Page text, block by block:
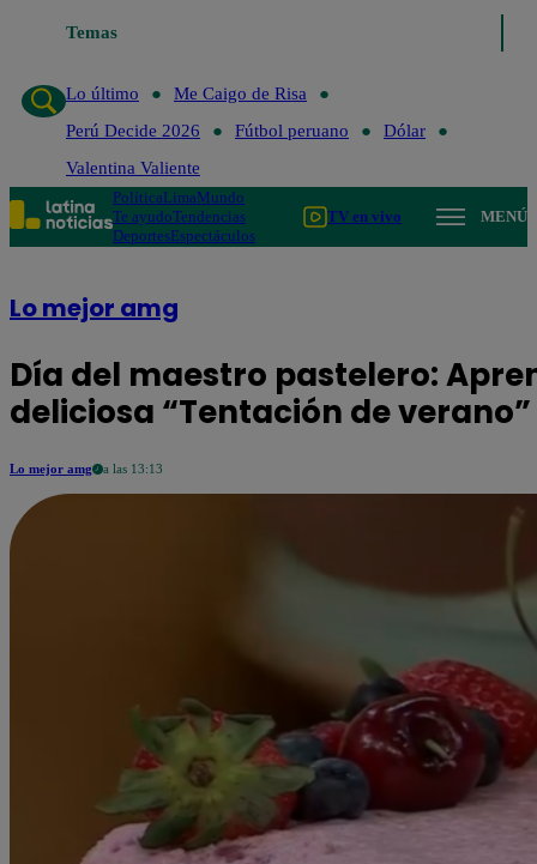
Temas
Lo último
Me Caigo de Risa
Perú Decide 2026
Fútbol peruano
Dólar
Valentina Valiente
PolíticaLimaMundo
Te ayudoTendencias
DeportesEspectáculos
TV en vivo MENÚ
Lo mejor amg
Día del maestro pastelero:
deliciosa “Tentación de verano”
Lo mejor amg a las 13:13